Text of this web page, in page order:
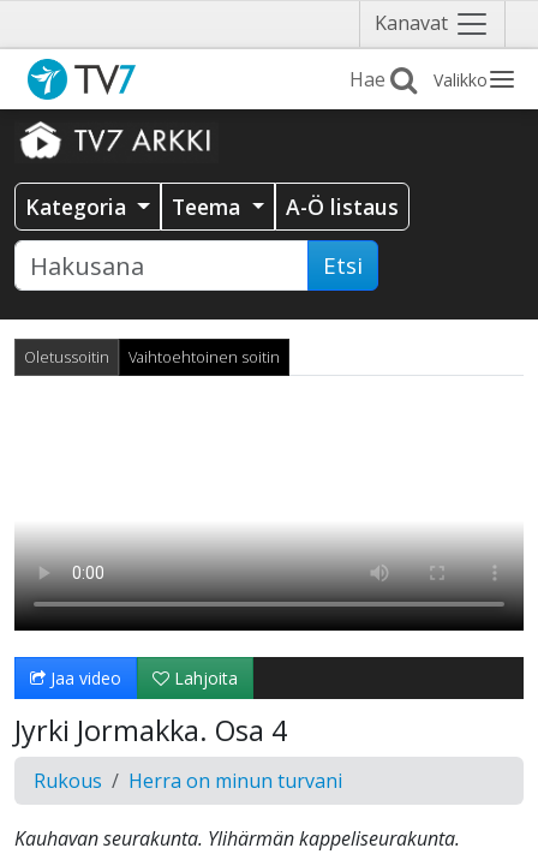
Kanavat Näytä
valikko
Valikko
Kategoria Teema A-Ö listaus
Etsi
Oletussoitin Vaihtoehtoinen soitin
Jaa video Lahjoita
Jyrki Jormakka. Osa 4
Rukous Herra on minun turvani
Kauhavan seurakunta. Ylihärmän kappeliseurakunta.